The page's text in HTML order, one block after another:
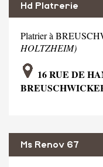
Hd Platrerie
Platrier à
HOLTZHEIM)
16 RUE DE
Ms Renov 67